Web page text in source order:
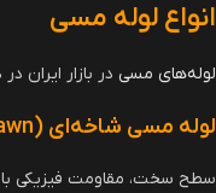
انواع لوله مسی
لوله‌های مسی در بازار
لوله مسی شاخه‌ای (Hard Drawn)
سطح سخت، مقاومت فیزیکی